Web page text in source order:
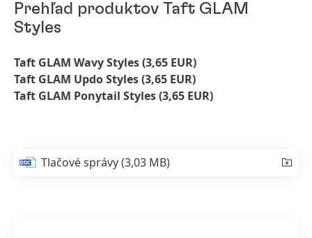
Prehľad produktov Taft GLAM
Styles
Taft GLAM Wavy Styles (3,65 EUR)
Taft GLAM Updo Styles (3,65 EUR)
Taft GLAM Ponytail Styles (3,65 EUR)
Tlačové správy(3,03 MB)